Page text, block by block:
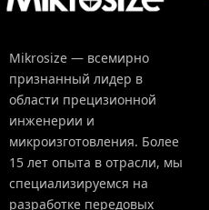
Mikrosize — всемирно
признанный лидер в
области прецизионной
инженерии и
микроизготовления. Более
15 лет опыта в отрасли, мы
специализируемся на
разработке передовых